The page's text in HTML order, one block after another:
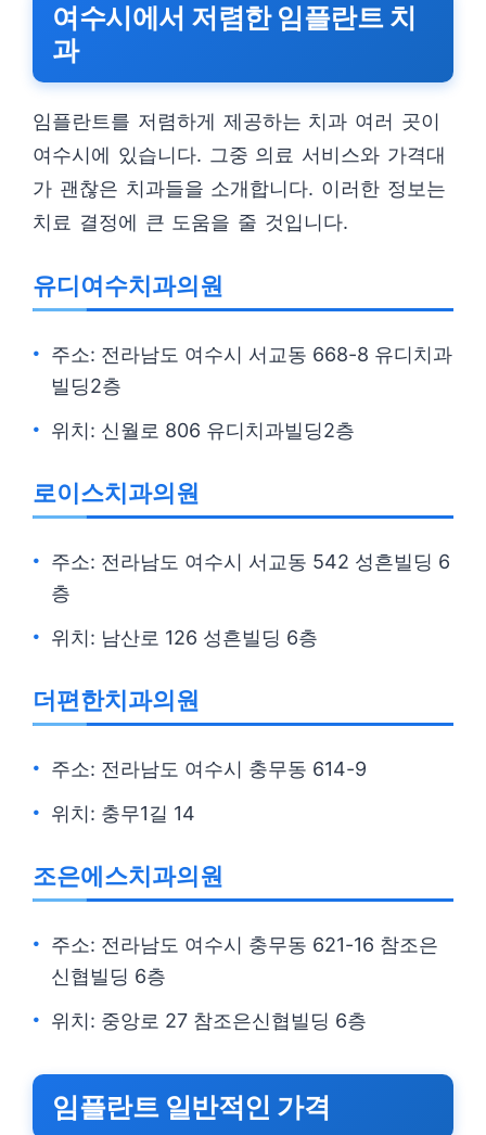
여수시에서 저렴한 임플란트 치
과
임플란트를 저렴하게 제공하는 치과 여러 곳이
여수시에 있습니다. 그중 의료 서비스와 가격대
가 괜찮은 치과들을 소개합니다. 이러한 정보는
치료 결정에 큰 도움을 줄 것입니다.
유디여수치과의원
주소: 전라남도 여수시 서교동 668-8 유디치과
빌딩2층
위치: 신월로 806 유디치과빌딩2층
로이스치과의원
주소: 전라남도 여수시 서교동 542 성흔빌딩 6
층
위치: 남산로 126 성흔빌딩 6층
더편한치과의원
주소: 전라남도 여수시 충무동 614-9
위치: 충무1길 14
조은에스치과의원
주소: 전라남도 여수시 충무동 621-16 참조은
신협빌딩 6층
위치: 중앙로 27 참조은신협빌딩 6층
임플란트 일반적인 가격